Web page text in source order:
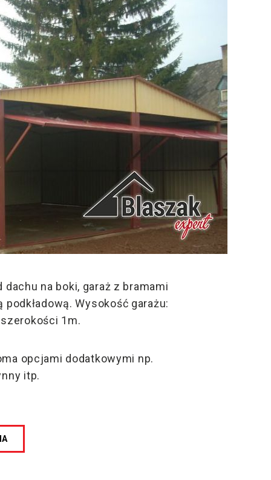
dachu na boki, garaż z bramami
Wysokość garażu:
1m.
opcjami dodatkowymi np.
itp.